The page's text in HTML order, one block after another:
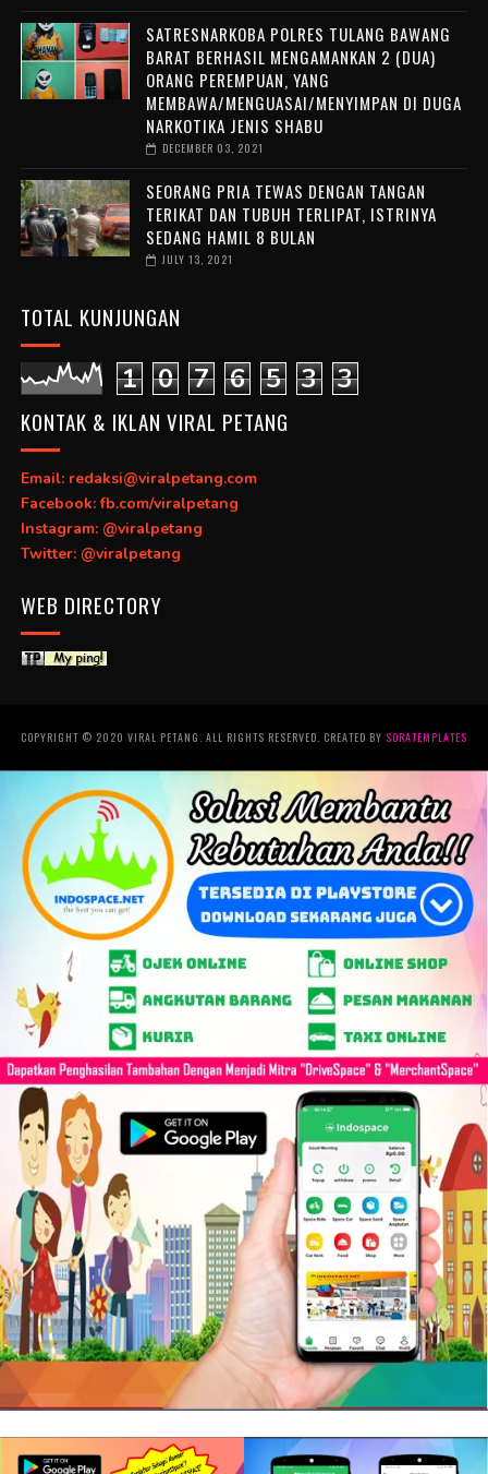
SATRESNARKOBA POLRES TULANG BAWANG
BARAT BERHASIL MENGAMANKAN 2 (DUA)
ORANG PEREMPUAN, YANG
MEMBAWA/MENGUASAI/MENYIMPAN DI DUGA
NARKOTIKA JENIS SHABU
DECEMBER 03, 2021
SEORANG PRIA TEWAS DENGAN TANGAN
TERIKAT DAN TUBUH TERLIPAT, ISTRINYA
SEDANG HAMIL 8 BULAN
JULY 13, 2021
TOTAL KUNJUNGAN
1 0 7 6 5 3 3
KONTAK & IKLAN VIRAL PETANG
Email: redaksi@viralpetang.com
Facebook: fb.com/viralpetang
Instagram: @viralpetang
Twitter: @viralpetang
WEB DIRECTORY
COPYRIGHT © 2020 VIRAL PETANG. ALL RIGHTS RESERVED. CREATED BY SORATEMPLATES